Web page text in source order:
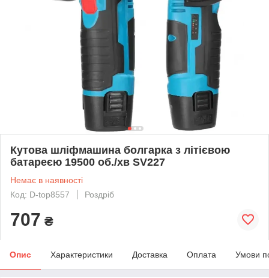
Кутова шліфмашина болгарка з літієвою
батареєю 19500 об./хв SV227
Немає в наявності
Код: D-top8557
Роздріб
707 ₴
Опис Характеристики Доставка Оплата Умови